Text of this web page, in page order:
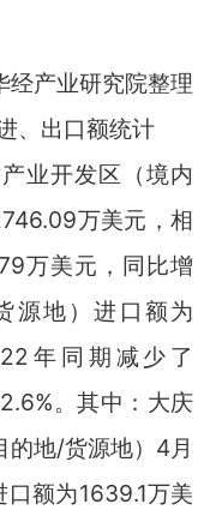
经产业研究院整理
、出口额统计
业开发区（境内
万美元，相
万美元，同比增
源地）进口额为
年同期减少了
。其中：大庆
的地/货源地）4月
额为1639.1万美